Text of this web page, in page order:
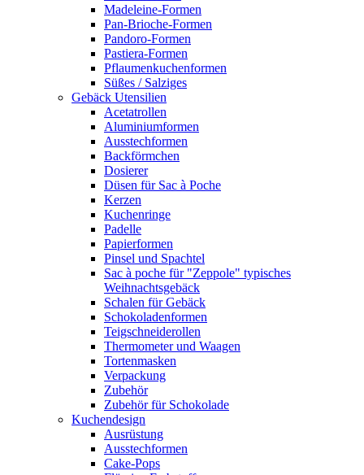
Madeleine-Formen
Pan-Brioche-Formen
Pandoro-Formen
Pastiera-Formen
Pflaumenkuchenformen
Süßes / Salziges
Gebäck Utensilien
Acetatrollen
Aluminiumformen
Ausstechformen
Backförmchen
Dosierer
Düsen für Sac à Poche
Kerzen
Kuchenringe
Padelle
Papierformen
Pinsel und Spachtel
Sac à poche für "Zeppole" typisches
Weihnachtsgebäck
Schalen für Gebäck
Schokoladenformen
Teigschneiderollen
Thermometer und Waagen
Tortenmasken
Verpackung
Zubehör
Zubehör für Schokolade
Kuchendesign
Ausrüstung
Ausstechformen
Cake-Pops